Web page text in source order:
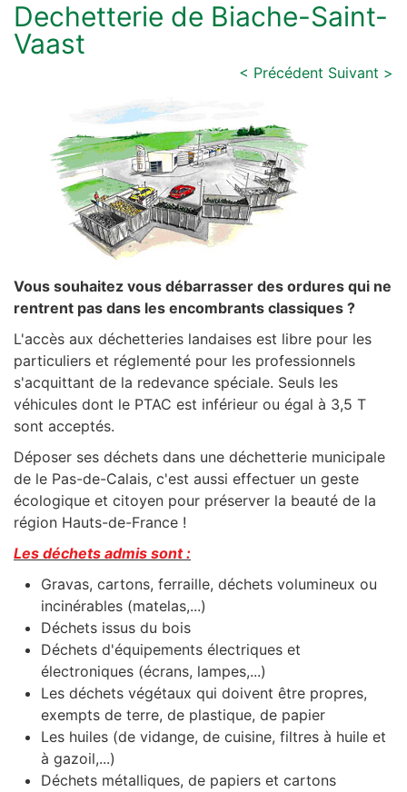
Dechetterie de Biache-Saint-
Vaast
< Précédent Suivant >
Vous souhaitez vous débarrasser des ordures qui ne
rentrent pas dans les encombrants classiques ?
L'accès aux déchetteries landaises est libre pour les
particuliers et réglementé pour les professionnels
s'acquittant de la redevance spéciale. Seuls les
véhicules dont le PTAC est inférieur ou égal à 3,5 T
sont acceptés.
Déposer ses déchets dans une déchetterie municipale
de le Pas-de-Calais, c'est aussi effectuer un geste
écologique et citoyen pour préserver la beauté de la
région Hauts-de-France !
Les déchets admis sont :
Gravas, cartons, ferraille, déchets volumineux ou
incinérables (matelas,...)
Déchets issus du bois
Déchets d'équipements électriques et
électroniques (écrans, lampes,...)
Les déchets végétaux qui doivent être propres,
exempts de terre, de plastique, de papier
Les huiles (de vidange, de cuisine, filtres à huile et
à gazoil,...)
Déchets métalliques, de papiers et cartons